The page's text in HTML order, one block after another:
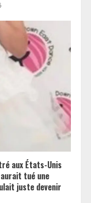
aux États-Unis
tué une
juste devenir